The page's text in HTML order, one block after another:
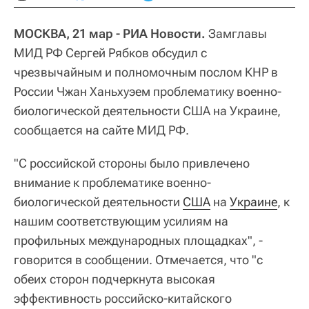
МОСКВА, 21 мар - РИА Новости. Замглавы
МИД РФ Сергей Рябков обсудил с
чрезвычайным и полномочным послом КНР в
России Чжан Ханьхуэем проблематику военно-
биологической деятельности США на Украине,
сообщается на сайте МИД РФ.
"С российской стороны было привлечено
внимание к проблематике военно-
биологической деятельности США на Украине, к
нашим соответствующим усилиям на
профильных международных площадках", -
говорится в сообщении. Отмечается, что "с
обеих сторон подчеркнута высокая
эффективность российско-китайского